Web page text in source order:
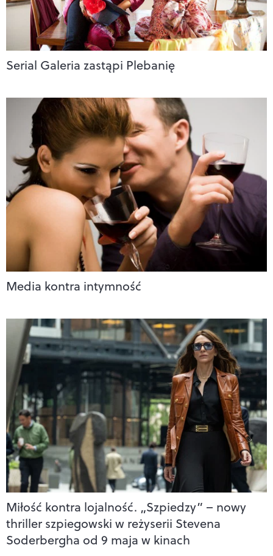
Serial Galeria zastąpi Plebanię
Media kontra intymność
Miłość kontra lojalność. „Szpiedzy” – nowy
thriller szpiegowski w reżyserii Stevena
Soderbergha od 9 maja w kinach